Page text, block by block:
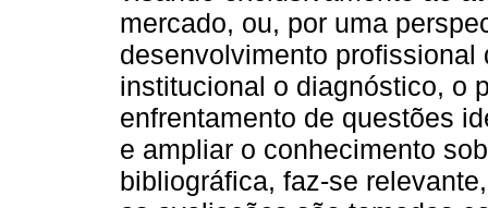
mercado, ou, por uma
desenvolvimento
institucional o diagnóstico, o
enfrentamento de questões
e ampliar o conhecimento
bibliográfica, faz-se